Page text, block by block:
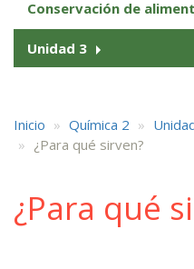
Conservación de
Unidad 3
Inicio Química 2
¿Para qué sirven?
¿Para qué